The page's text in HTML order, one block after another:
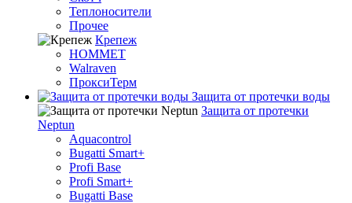
Теплоносители
Прочее
Крепеж
HOMMET
Walraven
ПроксиТерм
Защита от протечки воды
Защита от протечки
Neptun
Aquacontrol
Bugatti Smart+
Profi Base
Profi Smart+
Bugatti Base